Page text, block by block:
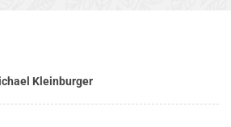
Kleinburger